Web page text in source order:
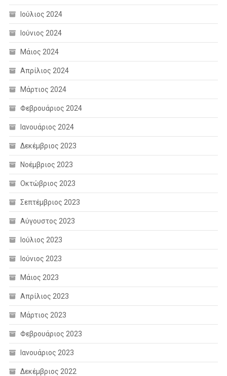
Ιούλιος 2024
Ιούνιος 2024
Μάιος 2024
Απρίλιος 2024
Μάρτιος 2024
Φεβρουάριος 2024
Ιανουάριος 2024
Δεκέμβριος 2023
Νοέμβριος 2023
Οκτώβριος 2023
Σεπτέμβριος 2023
Αύγουστος 2023
Ιούλιος 2023
Ιούνιος 2023
Μάιος 2023
Απρίλιος 2023
Μάρτιος 2023
Φεβρουάριος 2023
Ιανουάριος 2023
Δεκέμβριος 2022